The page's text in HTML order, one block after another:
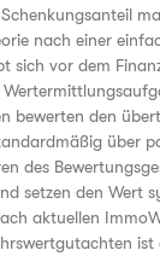
nach einer
sich vor dem
bewerten den
über
des
setzen den Wert
aktuellen
ist